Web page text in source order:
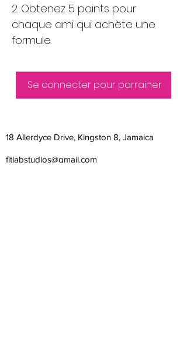
Obtenez 5 points pour
chaque ami qui achète une
formule.
Se connecter pour parrainer
18 Allerdyce Drive, Kingston 8, Jamaica
fitlabstudios@gmail.com